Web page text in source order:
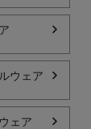
メン
ウェア
ェア